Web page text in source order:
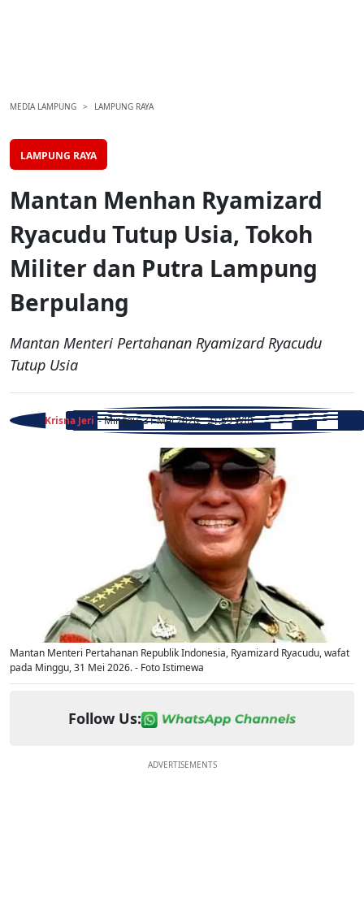
MEDIA LAMPUNG LAMPUNG RAYA
LAMPUNG RAYA
Mantan Menhan Ryamizard
Ryacudu Tutup Usia, Tokoh
Militer dan Putra Lampung
Berpulang
Mantan Menteri Pertahanan Ryamizard Ryacudu
Tutup Usia
Krisna Jeri - Minggu, 31 Mei 2026 - 21:59 WIB
Mantan Menteri Pertahanan Republik Indonesia, Ryamizard Ryacudu, wafat
pada Minggu, 31 Mei 2026. - Foto Istimewa
Follow Us:
ADVERTISEMENTS